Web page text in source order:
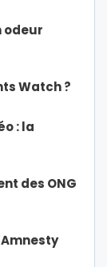
odeur
Watch ?
: la
des ONG